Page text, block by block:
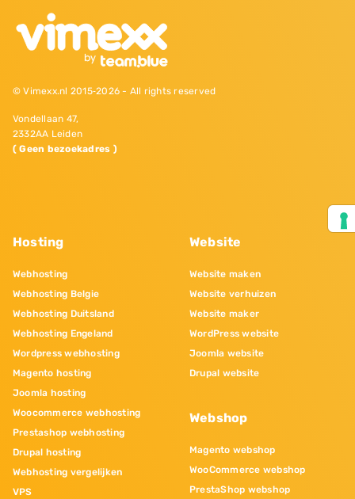
© Vimexx.nl 2015‐2026 - All rights reserved
Vondellaan 47,
2332AA Leiden
( Geen bezoekadres )
Hosting
Webhosting
Webhosting Belgie
Webhosting Duitsland
Webhosting Engeland
Wordpress webhosting
Magento hosting
Joomla hosting
Woocommerce webhosting
Prestashop webhosting
Drupal hosting
Webhosting vergelijken
VPS
Website
Website maken
Website verhuizen
Website maker
WordPress website
Joomla website
Drupal website
Webshop
Magento webshop
WooCommerce webshop
PrestaShop webshop